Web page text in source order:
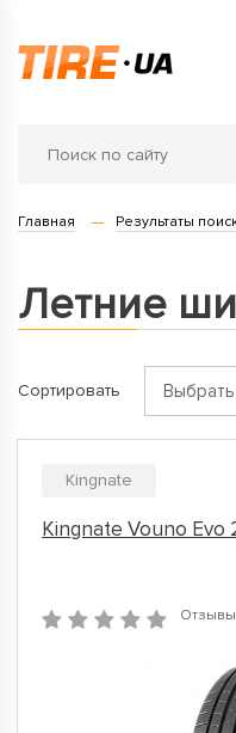
Главная Результаты
Летние
Сортировать
Kingnate
Kingnate Vouno Evo
Отзывы